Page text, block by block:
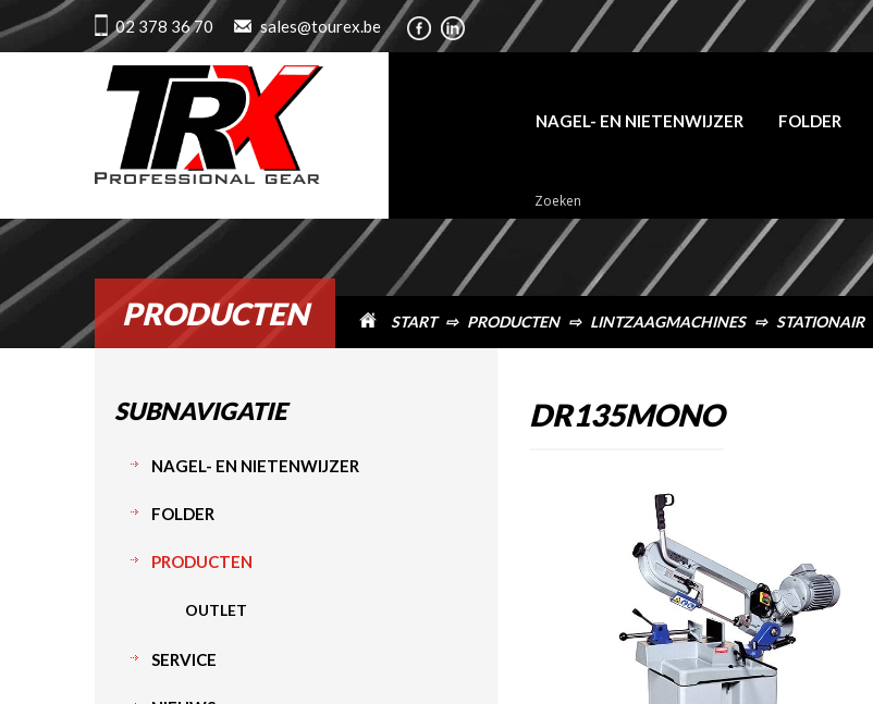
PRODUCTEN START ⇨ PRODUCTEN ⇨ LINTZAAGMACHINES ⇨ STATIONAIR
02 378 36 70 sales@tourex.be
NAGEL- EN NIETENWIJZER FOLDER
DR135MONO
SUBNAVIGATIE
NAGEL- EN NIETENWIJZER
FOLDER
PRODUCTEN
OUTLET
SERVICE